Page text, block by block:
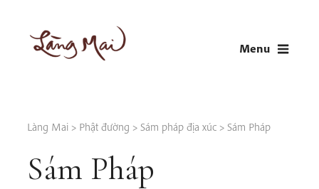
content
Menu
Làng Mai > Phật đường > Sám pháp địa xúc > Sám Pháp
Sám Pháp